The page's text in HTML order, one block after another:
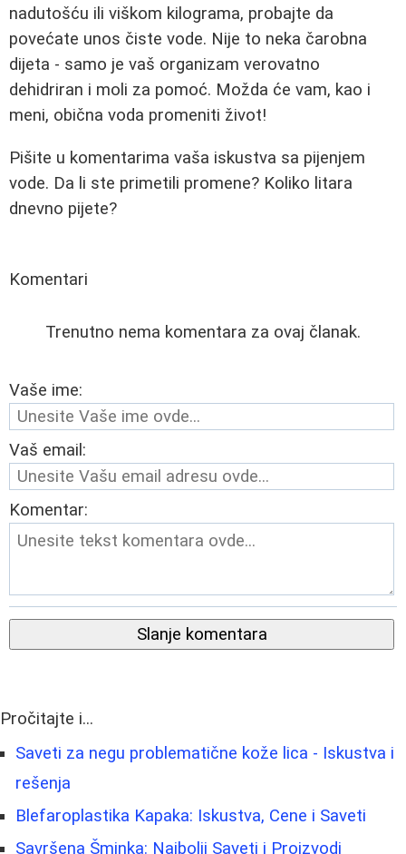
nadutošću ili viškom kilograma, probajte da
povećate unos čiste vode. Nije to neka čarobna
dijeta - samo je vaš organizam verovatno
dehidriran i moli za pomoć. Možda će vam, kao i
meni, obična voda promeniti život!
Pišite u komentarima vaša iskustva sa pijenjem
vode. Da li ste primetili promene? Koliko litara
dnevno pijete?
Komentari
Trenutno nema komentara za ovaj članak.
Vaše ime:
Vaš email:
Komentar:
Slanje komentara
Pročitajte i...
Saveti za negu problematične kože lica - Iskustva i
rešenja
Blefaroplastika Kapaka: Iskustva, Cene i Saveti
Savršena Šminka: Najbolji Saveti i Proizvodi